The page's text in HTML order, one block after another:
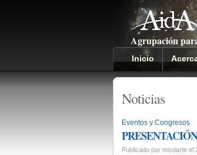
Agrupación
Inicio
Noticias
Eventos y Congresos
Publicado por msolarte el